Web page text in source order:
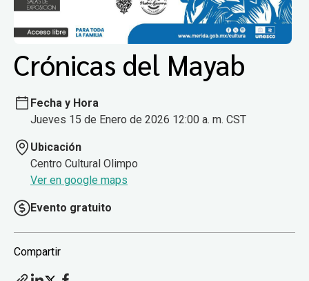
Crónicas del Mayab
Fecha y Hora
Jueves 15 de Enero de 2026 12:00 a. m. CST
Ubicación
Centro Cultural Olimpo
Ver en google maps
Evento gratuito
Compartir